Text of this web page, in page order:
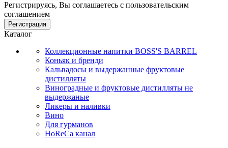
Регистрируясь, Вы соглашаетесь с пользовательским
соглашением
Регистрация
Каталог
Коллекционные напитки BOSS'S BARREL
Коньяк и бренди
Кальвадосы и выдержанные фруктовые
дистилляты
Виноградные и фруктовые дистилляты не
выдержаные
Ликеры и наливки
Вино
Для гурманов
HoReCa канал